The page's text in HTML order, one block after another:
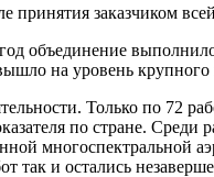
принятия заказчиком
объединение
на уровень крупного
Только по 72
по стране.
многоспектральной
так и остались